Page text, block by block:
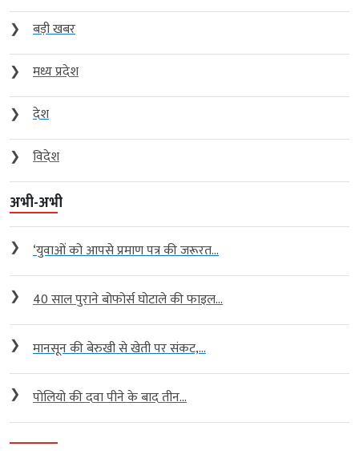
❯
बड़ी खबर
❯
मध्य प्रदेश
❯
देश
❯
विदेश
अभी-अभी
❯ ‘युवाओं को आपसे प्रमाण पत्र की जरूरत...
❯ 40 साल पुराने बोफोर्स घोटाले की फाइल...
❯ मानसून की बेरुखी से खेती पर संकट,...
❯ पोलियो की दवा पीने के बाद तीन...